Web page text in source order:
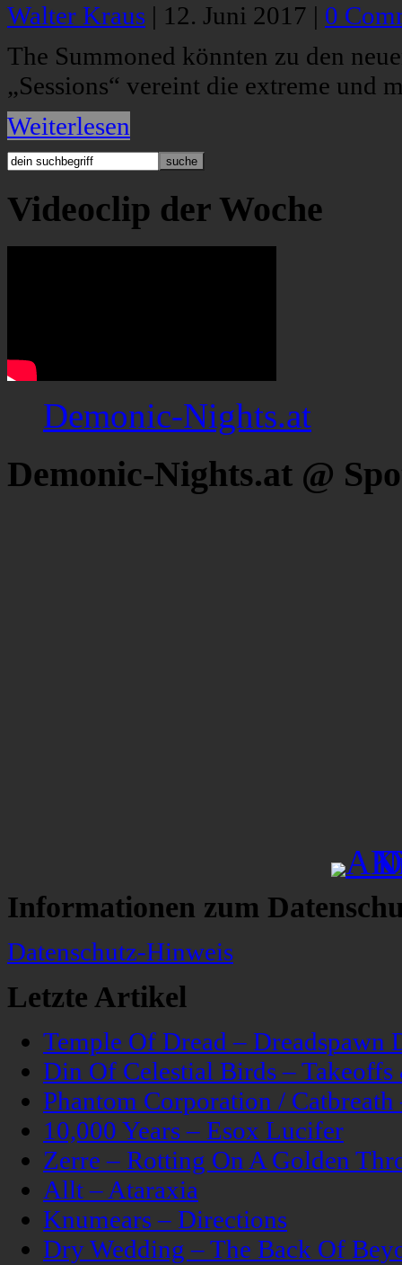
Walter Kraus | 12. Juni 2017 | 0
The Summoned könnten zu den
„Sessions“ vereint die extreme und
Weiterlesen
Videoclip der Woche
Demonic-Nights.at
Demonic-Nights.at @
Informationen zum
Datenschutz-Hinweis
Letzte Artikel
Temple Of Dread – Dreadspawn
Din Of Celestial Birds –
Phantom Corporation /
10,000 Years – Esox Lucifer
Zerre – Rotting On A Golden
Allt – Ataraxia
Knumears – Directions
Dry Wedding – The Back Of